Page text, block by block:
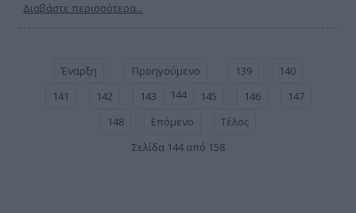
Διαβάστε περισσότερα...
Έναρξη Προηγούμενο 139
140
141
142 143 144 145 146
147
148
Επόμενο
Τέλος
Σελίδα 144 από 158